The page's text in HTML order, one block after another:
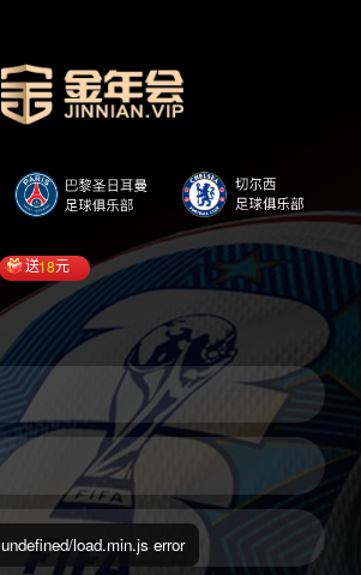
送18元
undefined/load.min.js error